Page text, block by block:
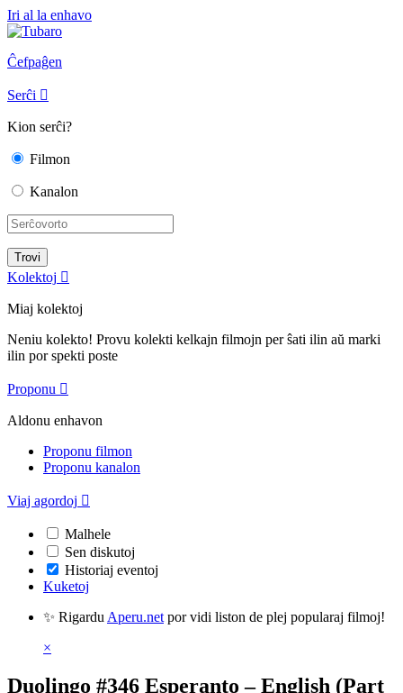
Iri al la enhavo
Ĉefpaĝen
Serĉi 
Kion serĉi?
Filmon
Kanalon
Kolektoj 
Miaj kolektoj
Neniu kolekto! Provu kolekti kelkajn filmojn per ŝati ilin aŭ marki
ilin por spekti poste
Proponu 
Aldonu enhavon
Proponu filmon
Proponu kanalon
Viaj agordoj 
Malhele
Sen diskutoj
Historiaj eventoj
Kuketoj
✨ Rigardu Aperu.net por vidi liston de plej popularaj filmoj!
×
Duolingo #346 Esperanto – English (Part